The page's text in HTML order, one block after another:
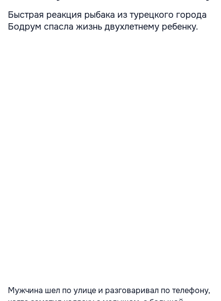
Быстрая реакция рыбака из турецкого города
Бодрум спасла жизнь двухлетнему ребенку.
Мужчина шел по улице и разговаривал по телефону,